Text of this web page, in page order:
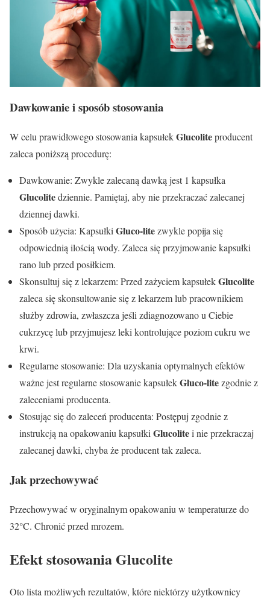
Dawkowanie i sposób stosowania
W celu prawidłowego stosowania kapsułekGlucoliteproducent
zaleca poniższą procedurę:
Dawkowanie: Zwykle zalecaną dawką jest 1 kapsułka
Glucolitedziennie. Pamiętaj, aby nie przekraczać zalecanej
dziennej dawki.
Sposób użycia: Kapsułki Gluco-litezwykle popija się
odpowiednią ilością wody. Zaleca się przyjmowanie kapsułki
rano lub przed posiłkiem.
Skonsultuj się z lekarzem: Przed zażyciem kapsułekGlucolite
zaleca się skonsultowanie się z lekarzem lub pracownikiem
służby zdrowia, zwłaszcza jeśli zdiagnozowano u Ciebie
cukrzycę lub przyjmujesz leki kontrolujące poziom cukru we
krwi.
Regularne stosowanie: Dla uzyskania optymalnych efektów
ważne jest regularne stosowanie kapsułekGluco-litezgodnie z
zaleceniami producenta.
Stosując się do zaleceń producenta: Postępuj zgodnie z
instrukcją na opakowaniu kapsułki Glucolitei nie przekraczaj
zalecanej dawki, chyba że producent tak zaleca.
Jak przechowywać
Przechowywać w oryginalnym opakowaniu w temperaturze do
32°C. Chronić przed mrozem.
Efekt stosowania Glucolite
Oto lista możliwych rezultatów, które niektórzy użytkownicy